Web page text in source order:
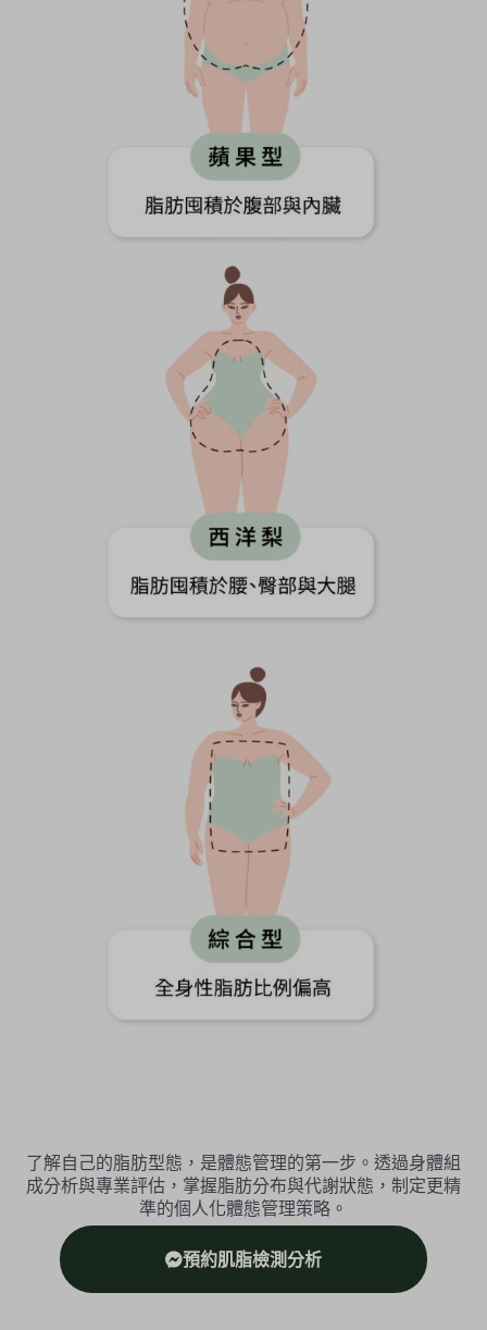
了解自己的脂肪型態，是體態管理的第一步。透過身體組
成分析與專業評估，掌握脂肪分布與代謝狀態，制定更精
準的個人化體態管理策略。
預約肌脂檢測分析